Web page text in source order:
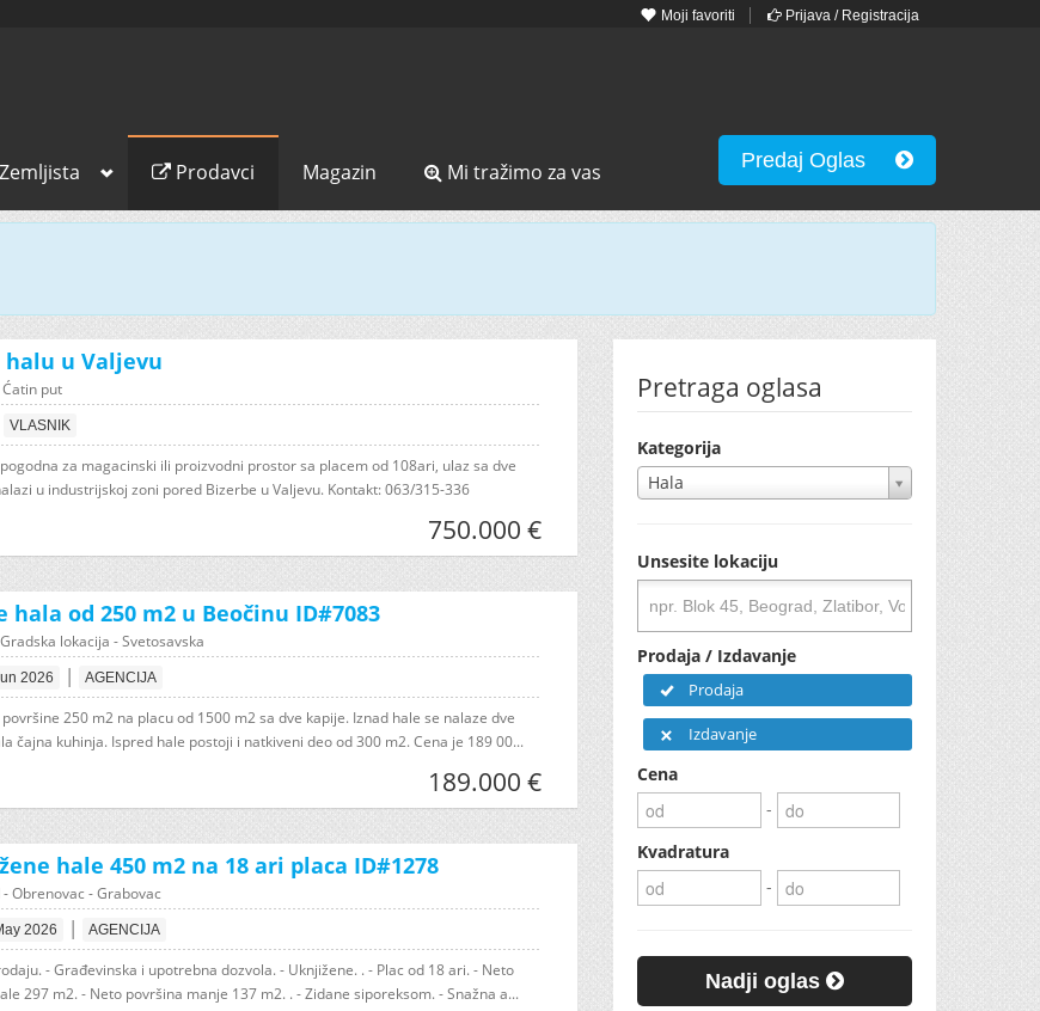
Moji favoriti Prijava / Registracija
Zemljista Prodavci Magazin Mi tražimo za vas Predaj Oglas
halu u Valjevu
put
VLASNIK
za magacinski ili proizvodni prostor sa placem od 108ari, ulaz sa dve
u industrijskoj zoni pored Bizerbe u Valjevu. Kontakt: 063/315-336
750.000 €
hala od 250 m2 u Beočinu ID#7083
lokacija - Svetosavska
2026 | AGENCIJA
250 m2 na placu od 1500 m2 sa dve kapije. Iznad hale se nalaze dve
čajna kuhinja. Ispred hale postoji i natkiveni deo od 300 m2. Cena je 189 00...
189.000 €
hale 450 m2 na 18 ari placa ID#1278
Obrenovac - Grabovac
2026 | AGENCIJA
- Građevinska i upotrebna dozvola. - Uknjižene. . - Plac od 18 ari. - Neto
297 m2. - Neto površina manje 137 m2. . - Zidane siporeksom. - Snažna a...
Pretraga oglasa
Kategorija
Hala
Unsesite lokaciju
Prodaja / Izdavanje
Prodaja
Izdavanje
Cena
-
Kvadratura
-
Nadji oglas